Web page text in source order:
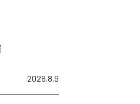
2026.8.9